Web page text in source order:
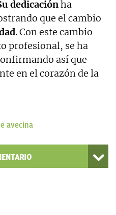
dedicaciónha
que el cambio
. Con este cambio
profesional, se ha
así que
en el corazón de la
avecina